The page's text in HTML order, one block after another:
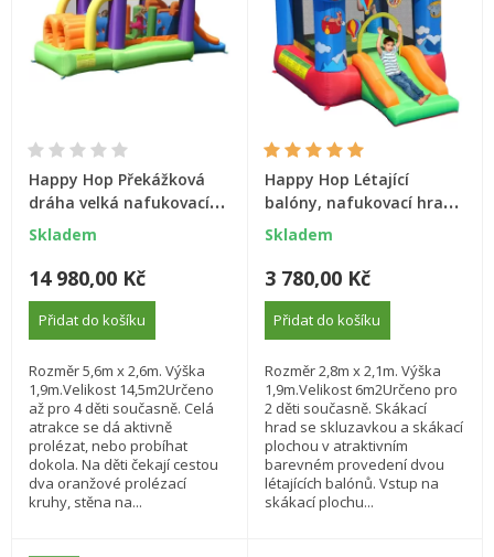
Happy Hop Překážková
dráha velká nafukovací
hrad s překážkami,
Skladem
14 980,00 Kč
Přidat do košíku
Rozměr 5,6m x 2,6m. Výška
1,9m.Velikost 14,5m2Určeno
až pro 4 děti současně. Celá
atrakce se dá aktivně
prolézat, nebo probíhat
dokola. Na děti čekají cestou
dva oranžové prolézací
kruhy, stěna na...
Happy Hop Létající
balóny, nafukovací hrady
na zahradu
Skladem
3 780,00 Kč
Přidat do košíku
Rozměr 2,8m x 2,1m. Výška
1,9m.Velikost 6m2Určeno pro
2 děti současně. Skákací
hrad se skluzavkou a skákací
plochou v atraktivním
barevném provedení dvou
létajících balónů. Vstup na
skákací plochu...